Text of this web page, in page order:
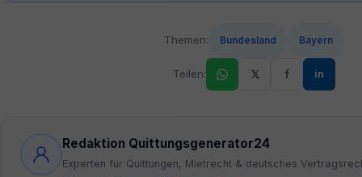
Themen: Bundesland Bayern
Teilen: 𝕏 f in
Redaktion Quittungsgenerator24
Experten für Quittungen, Mietrecht & deutsches